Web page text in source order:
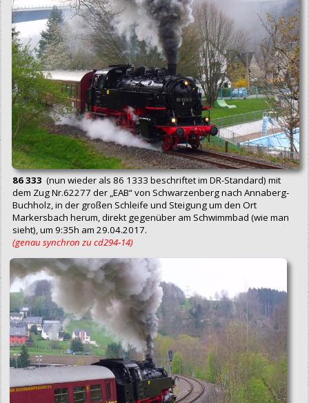
86 333 (nun wieder als 86 1333 beschriftet im DR-Standard) mit
dem Zug Nr.62277 der „EAB“ von Schwarzenberg nach Annaberg-
Buchholz, in der großen Schleife und Steigung um den Ort
Markersbach herum, direkt gegenüber am Schwimmbad (wie man
sieht), um 9:35h am 29.04.2017.
(genau synchron zu cd294‑14)